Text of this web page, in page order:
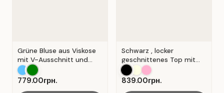
Grüne Bluse aus Viskose
mit V-Ausschnitt und
Wickeloptik. Grün.
779.00грн.
Schwarz , locker
geschnittenes Top mit
durchbrochener
Spitzeneinlage.
839.00грн.